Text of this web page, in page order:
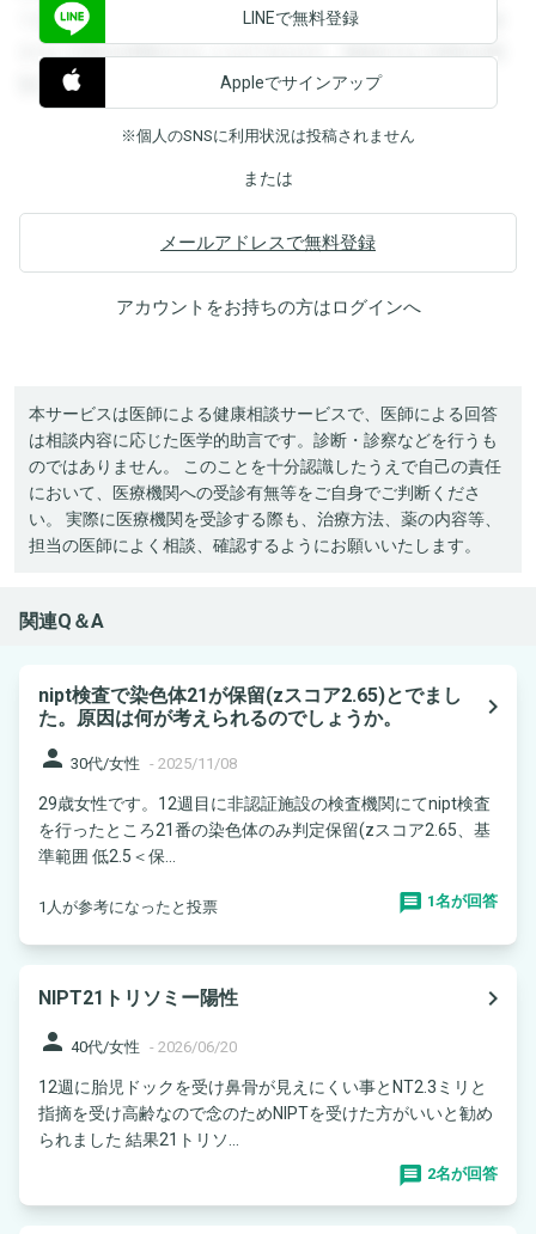
できます。登録すると回答を閲覧することができます。登録
すると回答を閲覧することができます。登録すると回答を閲
覧することができます。
LINEで無料登録
Appleでサインアップ
※個人のSNSに利用状況は投稿されません
または
メールアドレスで無料登録
アカウントをお持ちの方はログインへ
本サービスは医師による健康相談サービスで、医師による回答
は相談内容に応じた医学的助言です。診断・診察などを行うも
のではありません。 このことを十分認識したうえで自己の責任
において、医療機関への受診有無等をご自身でご判断くださ
い。 実際に医療機関を受診する際も、治療方法、薬の内容等、
担当の医師によく相談、確認するようにお願いいたします。
関連Q＆A
nipt検査で染色体21が保留(zスコア2.65)とでまし
た。原因は何が考えられるのでしょうか。
navigate_next
person 30代/女性 - 2025/11/08
29歳女性です。12週目に非認証施設の検査機関にてnipt検査
を行ったところ21番の染色体のみ判定保留(zスコア2.65、基
準範囲 低2.5＜保...
1人が参考になったと投票 1名が回答
NIPT21トリソミー陽性
navigate_next
person 40代/女性 - 2026/06/20
12週に胎児ドックを受け鼻骨が見えにくい事とNT2.3ミリと
指摘を受け高齢なので念のためNIPTを受けた方がいいと勧め
られました 結果21トリソ...
2名が回答